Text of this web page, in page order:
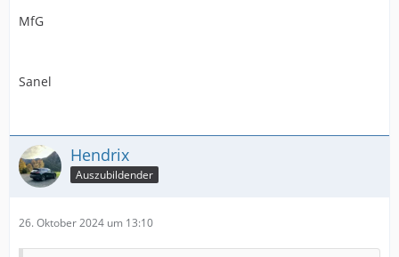
MfG
Sanel
Hendrix
Auszubildender
26. Oktober 2024 um 13:10